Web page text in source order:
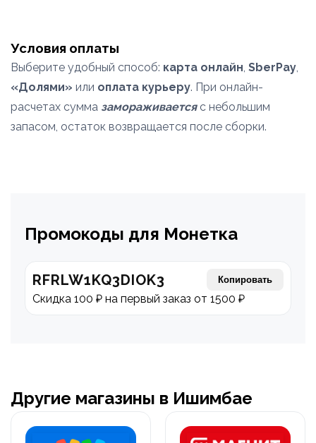
Условия оплаты
Выберите удобный способ: карта онлайн, SberPay,
«Долями» или оплата курьеру. При онлайн-
расчетах сумма замораживаетсяс небольшим
запасом, остаток возвращается после сборки.
Промокоды для Монетка
RFRLW1KQ3DIOK3 Копировать
Скидка 100 ₽ на первый заказ от 1500 ₽
Другие магазины в Ишимбае